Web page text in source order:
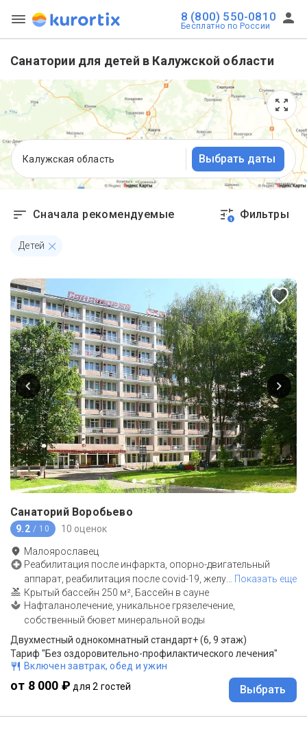
8 (800) 550-0810
Бесплатно по России
Санатории для детей в Калужской области
Калужская область Выбрать даты
Сначала рекомендуемые 1 Фильтры
Детей
Санаторий Воробьево
9.2 / 10 10 оценок
Малоярославец
Реабилитация после инфаркта, опорно-двигательный
аппарат, реабилитация после covid-19, желу… Показать еще
Крытый бассейн 250 м², Бассейн в сауне
Нафталанолечение, уникальное грязелечение,
собственный бювет минеральной воды
Двухместный однокомнатный стандарт+ (6, 9 этаж)
Тариф "Без оздоровительно-профилактического лечения"
Включен завтрак, обед и ужин
от 8 000 ₽ для 2 гостей Выбрать